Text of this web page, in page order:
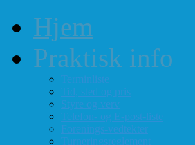
Hjem
Praktisk info
Terminliste
Tid, sted og pris
Styre og verv
Telefon- og E-post-liste
Forenings-vedtekter
Turneringsreglement